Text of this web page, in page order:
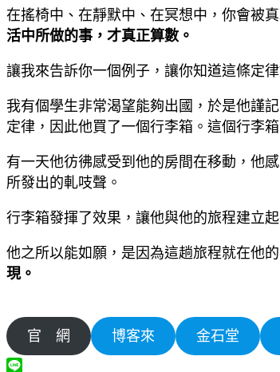
在搖椅中、在靜默中、在冥想中，你會被
活中所做的事，才真正算數。
讓我來告訴你一個例子，讓你知道這條定
我有個學生非常渴望能夠出國，於是他謹
定律，因此他買了一個行李箱。這個行李
有一天他彷彿感受到他的房間在移動，他
所發出的軋吱聲。
行李箱發揮了效果，讓他與他的旅程建立
他之所以能如願，是因為這趟旅程就在他
現。
官 網 博客來 金石堂